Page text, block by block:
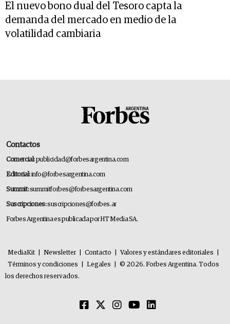
El nuevo bono dual del Tesoro capta la
demanda del mercado en medio de la
volatilidad cambiaria
Contactos
Comercial:publicidad@forbesargentina.com
Editorial:info@forbesargentina.com
Summit:summitforbes@forbesargentina.com
Suscripciones:suscripciones@forbes.ar
Forbes Argentina es publicada por HT Media SA.
MediaKit Newsletter Contacto Valores y estándares editoriales
Términos y condiciones
Legales
© 2026. Forbes Argentina. Todos
los derechos reservados.